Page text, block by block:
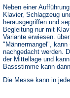
Neben einer
Klavier, Schlagzeug
herausgegriffen und
Begleitung nur mit
Variante erwiesen.
"Männermangel",
nachgedacht werden.
der Mittellage und
Bassstimme kann
Die Messe kann in